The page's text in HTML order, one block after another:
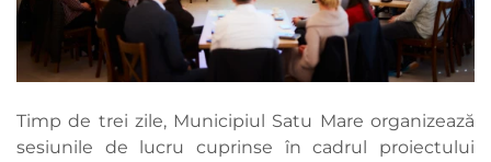
Timp de trei zile, Municipiul Satu Mare organizează
sesiunile de lucru cuprinse în cadrul proiectului